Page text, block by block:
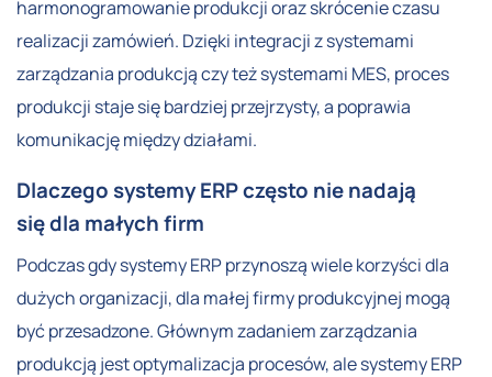
harmonogramowanie produkcji oraz skrócenie czasu
realizacji zamówień. Dzięki integracji z systemami
zarządzania produkcją czy też systemami MES, proces
produkcji staje się bardziej przejrzysty, a poprawia
komunikację między działami.
Dlaczego systemy ERP często nie nadają
się dla małych firm
Podczas gdy systemy ERP przynoszą wiele korzyści dla
dużych organizacji, dla małej firmy produkcyjnej mogą
być przesadzone. Głównym zadaniem zarządzania
produkcją jest optymalizacja procesów, ale systemy ERP